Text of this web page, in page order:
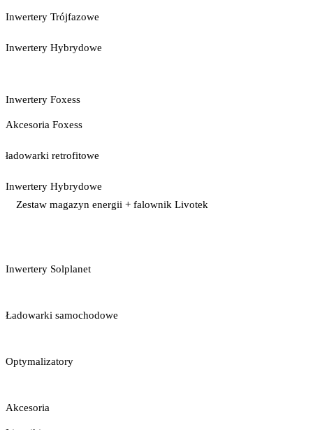
Inwertery Trójfazowe
Inwertery Hybrydowe
Inwertery Foxess
Akcesoria Foxess
ładowarki retrofitowe
Inwertery Hybrydowe
Zestaw magazyn energii + falownik Livotek
Inwertery Solplanet
Ładowarki samochodowe
Optymalizatory
Akcesoria